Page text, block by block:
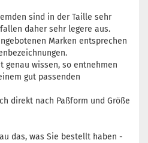
sind in der Taille sehr
daher sehr legere aus.
Marken entsprechen
genau wissen, so entnehmen
gut passenden
direkt nach Paßform und Größe
das, was Sie bestellt haben -